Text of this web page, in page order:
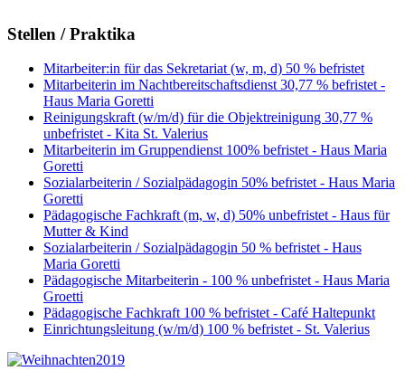
Stellen / Praktika
Mitarbeiter:in für das Sekretariat (w, m, d) 50 % befristet
Mitarbeiterin im Nachtbereitschaftsdienst 30,77 % befristet -
Haus Maria Goretti
Reinigungskraft (w/m/d) für die Objektreinigung 30,77 %
unbefristet - Kita St. Valerius
Mitarbeiterin im Gruppendienst 100% befristet - Haus Maria
Goretti
Sozialarbeiterin / Sozialpädagogin 50% befristet - Haus Maria
Goretti
Pädagogische Fachkraft (m, w, d) 50% unbefristet - Haus für
Mutter & Kind
Sozialarbeiterin / Sozialpädagogin 50 % befristet - Haus
Maria Goretti
Pädagogische Mitarbeiterin - 100 % unbefristet - Haus Maria
Groetti
Pädagogische Fachkraft 100 % befristet - Café Haltepunkt
Einrichtungsleitung (w/m/d) 100 % befristet - St. Valerius